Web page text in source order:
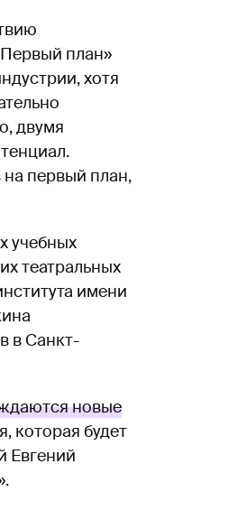
план»
хотя
двумя
первый план,
учебных
театральных
имени
в Санкт-
новые
которая будет
Евгений